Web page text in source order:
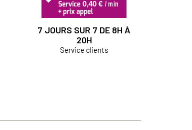
7 JOURS SUR 7 DE 8H À
20H
Service clients